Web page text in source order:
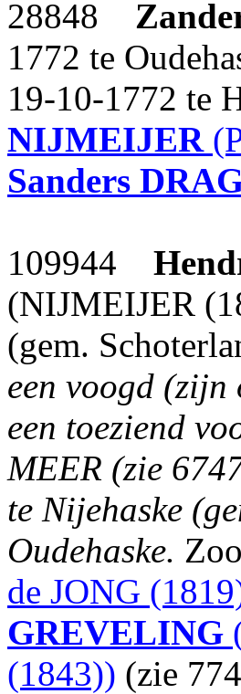
28848
1772 te
19-10-1772 te
NIJMEIJER
Sanders
109944
(NIJMEIJER
(gem.
een voogd
een toeziend
MEER (zie
te Nijehaske
Oudehaske.
de JONG
GREVELING
(1843)) (zie